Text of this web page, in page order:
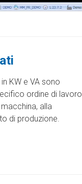
KW e VA sono
ordine di lavoro
alla
di produzione.